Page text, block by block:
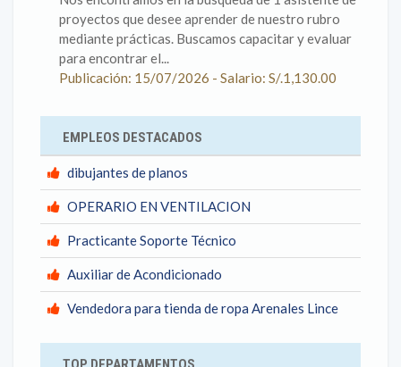
proyectos que desee aprender de nuestro rubro
mediante prácticas. Buscamos capacitar y evaluar
para encontrar el...
Publicación: 15/07/2026 - Salario: S/.1,130.00
EMPLEOS DESTACADOS
dibujantes de planos
OPERARIO EN VENTILACION
Practicante Soporte Técnico
Auxiliar de Acondicionado
Vendedora para tienda de ropa Arenales Lince